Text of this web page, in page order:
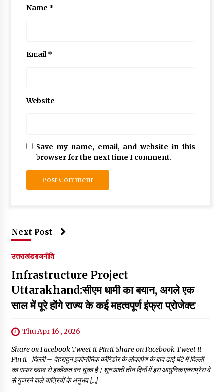
Name *
Email*
Website
Save my name, email, and website in this
browser for the next time I comment.
Next Post
उत्तराखंडराजनीति
Infrastructure Project
Uttarakhand:सीएम धामी का बयान, अगले एक
साल में पूरे होंगे राज्य के कई महत्वपूर्ण इंफ्रा प्रोजेक्ट
Thu Apr 16 , 2026
Share on Facebook Tweet it Pin it Share on Facebook Tweet it
Pin it दिल्ली – देहरादून इकोनॉमिक कॉरिडोर के लोकार्पण के बाद ढाई घंटे में दिल्ली
का सफर ख्वाब से हकीकत बन चुका है। शुरुआती तीन दिनों में इस आधुनिक एक्सप्रेस वे
से गुजरने वाले यात्रियों के अनुभव […]